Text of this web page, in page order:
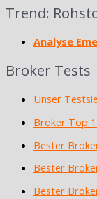
Trend:
Analyse
Broker Tests
Unser
Broker Top
Bester
Bester
Bester